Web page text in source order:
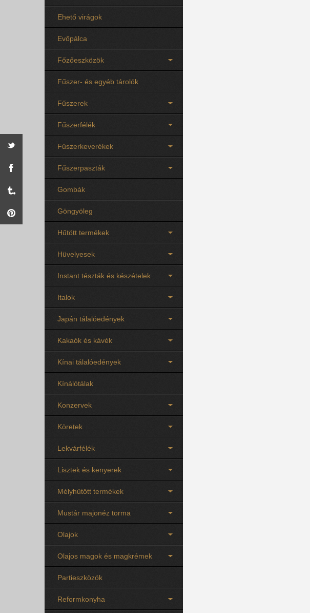
Ehető virágok
Evőpálca
Főzőeszközök
Fűszer- és egyéb tárolók
Fűszerek
Fűszerfélék
Fűszerkeverékek
Fűszerpaszták
Gombák
Göngyöleg
Hűtött termékek
Hüvelyesek
Instant tészták és készételek
Italok
Japán tálalóedények
Kakaók és kávék
Kínai tálalóedények
Kínálótálak
Konzervek
Köretek
Lekvárfélék
Lisztek és kenyerek
Mélyhűtött termékek
Mustár majonéz torma
Olajok
Olajos magok és magkrémek
Partieszközök
Reformkonyha